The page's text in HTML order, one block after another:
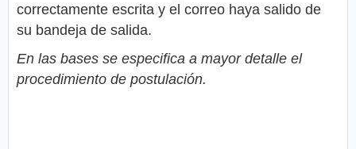
correctamente escrita y el correo haya salido de
su bandeja de salida.
En las bases se especifica a mayor detalle el
procedimiento de postulación.